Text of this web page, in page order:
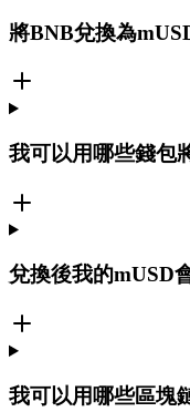
將BNB兌換為
我可以用哪些錢包
兌換後我的mUSD
我可以用哪些區塊